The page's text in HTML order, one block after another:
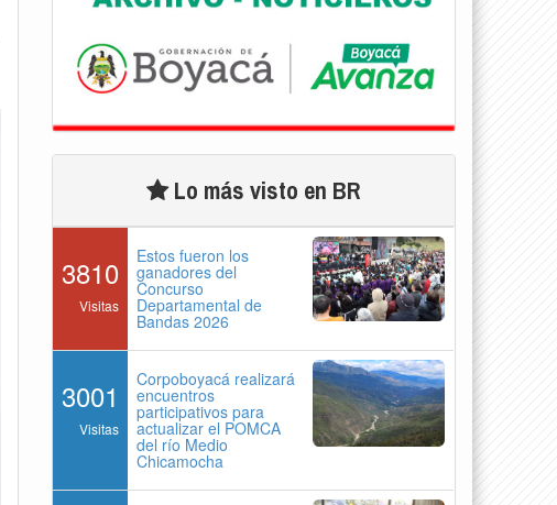
Lo más visto en BR
3810
Visitas
Estos fueron los
ganadores del
Concurso
Departamental de
Bandas 2026
3001
Visitas
Corpoboyacá realizará
encuentros
participativos para
actualizar el POMCA
del río Medio
Chicamocha